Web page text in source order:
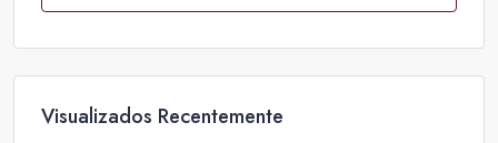
Visualizados Recentemente